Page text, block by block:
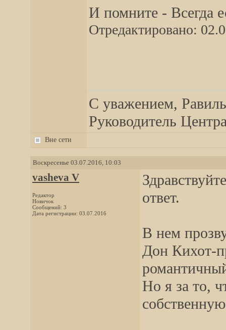
И помните - Всегда
Отредактировано:
С уважением,
Руководитель
Вне сети
Воскресенье 03.07.2016, 10:03
vasheva V
Редактор
Новичок
Сообщений: 3
Дата регистрации: 03.07.2016
ответ.
В нем
Дон Кихот-
Но я за то,